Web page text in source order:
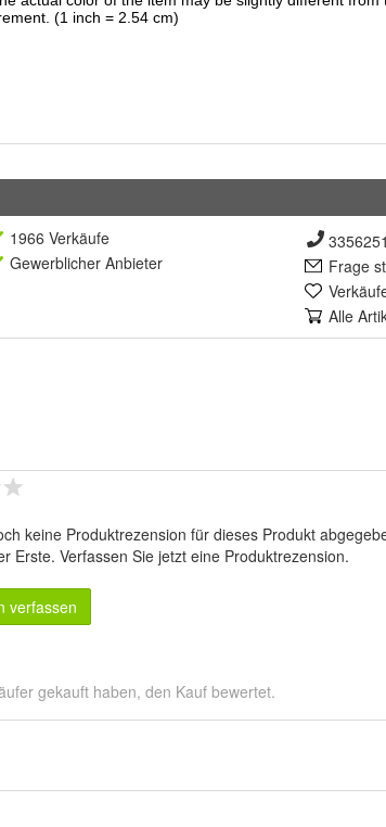
1966 Verkäufe
Gewerblicher Anbieter
Frage
Alle
keine Produktrezension für dieses Produkt
Erste. Verfassen Sie jetzt eine Produktrezension.
verfassen
gekauft haben, den Kauf bewertet.